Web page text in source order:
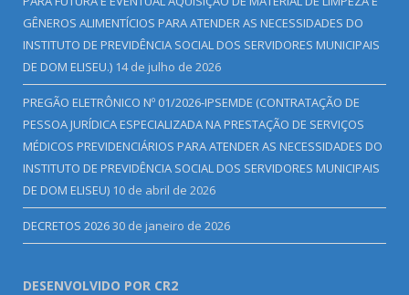
GÊNEROS ALIMENTÍCIOS PARA ATENDER AS NECESSIDADES DO
INSTITUTO DE PREVIDÊNCIA SOCIAL DOS SERVIDORES MUNICIPAIS
DE DOM ELISEU.) 14 de julho de 2026
PREGÃO ELETRÔNICO Nº 01/2026-IPSEMDE (CONTRATAÇÃO DE
PESSOA JURÍDICA ESPECIALIZADA NA PRESTAÇÃO DE SERVIÇOS
MÉDICOS PREVIDENCIÁRIOS PARA ATENDER AS NECESSIDADES DO
INSTITUTO DE PREVIDÊNCIA SOCIAL DOS SERVIDORES MUNICIPAIS
DE DOM ELISEU) 10 de abril de 2026
DECRETOS 202630 de janeiro de 2026
DESENVOLVIDO POR CR2